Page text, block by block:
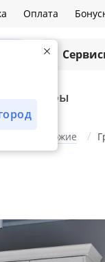
Оплата
Шкафы
прихожие